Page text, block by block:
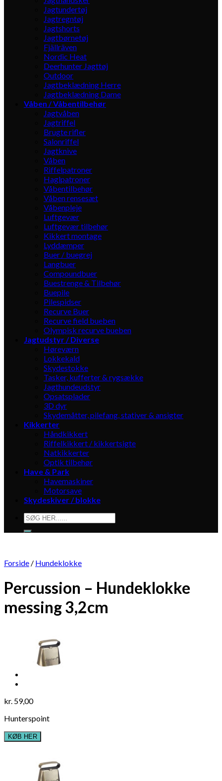
Jagtundertøj
Jagtregntøj
Jagtshorts
Jagtbørnetøj
Fjällräven
Nordic Heat
Deerhunter Jagttøj
Outdoor
Jagtbeklædning Herre
Jagtbeklædning Dame
Våben / Våbentilbehør
Jagtvåben
Jagtriffel
Brugte rifler
Salonriffel
Jagtknive
Våben
Riffelpatroner
Haglpatroner
Våbentilbehør
Våben rensesæt
Våbenpleje
Luftgevær
Luftgevær tilbehør
Kikkert montage
Lyddæmper
Buer / buegrej
Langbuer
Compoundbuer
Buestrenge & Tilbehør
Buepile
Pilespidser
Recurve Buer
Recurve field bueben
Olympisk recurve bueben
Jagtudstyr / Diverse
Høreværn
Lokkekald
Skydestokke
Tasker, kufferter & rygsække
Jagthundeudstyr
Opsatsplader
3D dyr
Skydemåtter, pilefang, stativer & ansigter
Kikkerter
Håndkikkert
Riffelkikkert / kikkertsigte
Natkikkerter
Optik tilbehør
Have & Park
Havemaskiner
Motorsave
Skydeskiver / blokke
Søg
efter:
Forside / Hundeklokke
Percussion – Hundeklokke
messing 3,2cm
kr. 59,00
Hunterspoint
KØB HER